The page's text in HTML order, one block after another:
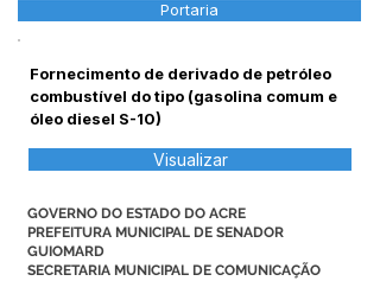
Portaria
Fornecimento de derivado de petróleo
combustível do tipo (gasolina comum e
óleo diesel S-10)
Visualizar
GOVERNO DO ESTADO DO ACRE
PREFEITURA MUNICIPAL DE SENADOR
GUIOMARD
SECRETARIA MUNICIPAL DE COMUNICAÇÃO